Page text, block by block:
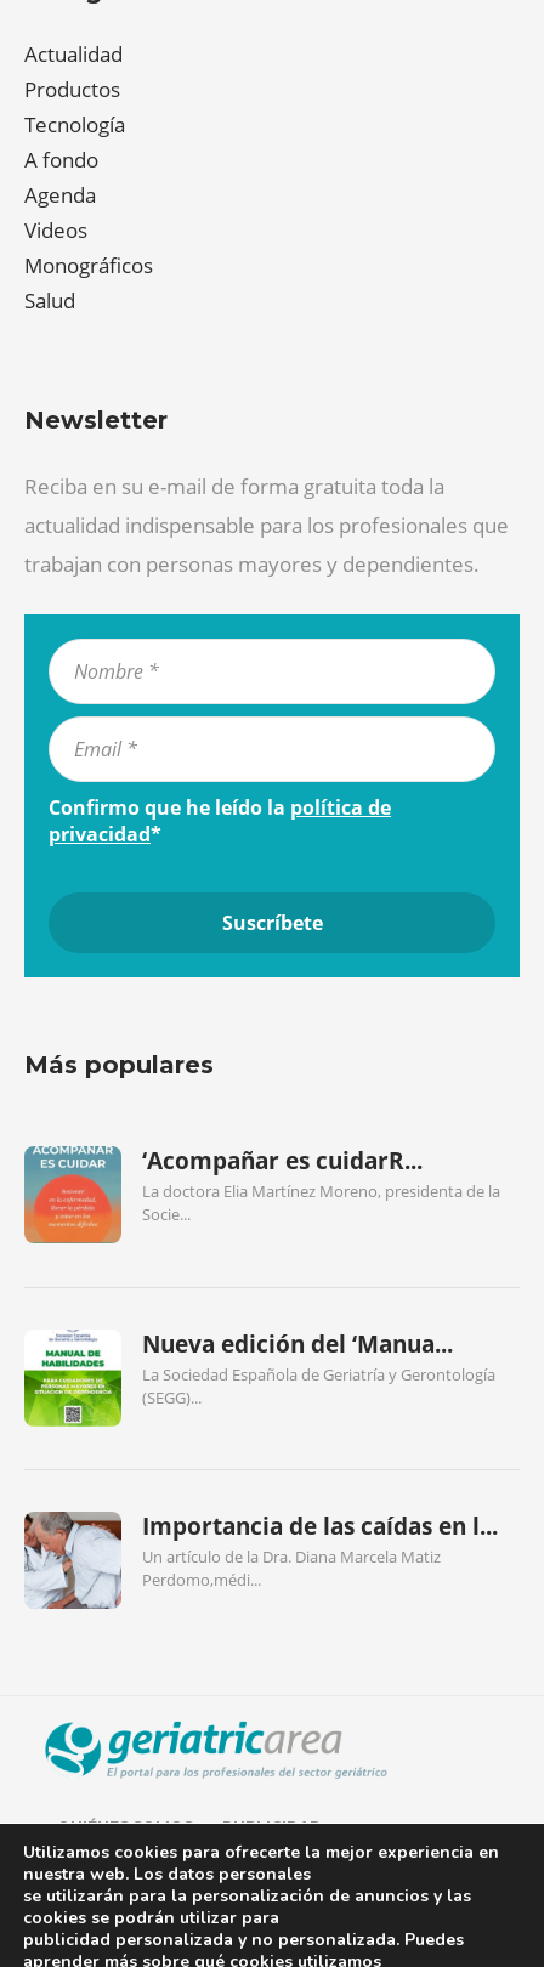
Actualidad
Productos
Tecnología
A fondo
Agenda
Videos
Monográficos
Salud
Newsletter
Reciba en su e-mail de forma gratuita toda la
actualidad indispensable para los profesionales que
trabajan con personas mayores y dependientes.
Confirmo que he leído la política de
privacidad*
Más populares
‘Acompañar es cuidarR...
La doctora Elia Martínez Moreno, presidenta de la
Socie...
Nueva edición del ‘Manua...
La Sociedad Española de Geriatría y Gerontología
(SEGG)...
Importancia de las caídas en l...
Un artículo de la Dra. Diana Marcela Matiz
Perdomo,médi...
QUIÉNES SOMOS PUBLICIDAD
AVISO LEGAL
POLÍTICA DE COOKIES
Utilizamos cookies para ofrecerte la mejor experiencia en
nuestra web. Los datos personales
se utilizarán para la personalización de anuncios y las
cookies se podrán utilizar para
publicidad personalizada y no personalizada. Puedes
aprender más sobre qué cookies utilizamos